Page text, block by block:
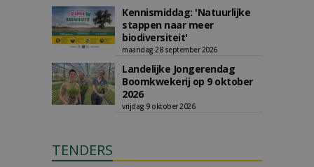
Kennismiddag: 'Natuurlijke
stappen naar meer
biodiversiteit'
maandag 28 september 2026
Landelijke Jongerendag
Boomkwekerij op 9 oktober
2026
vrijdag 9 oktober 2026
TENDERS